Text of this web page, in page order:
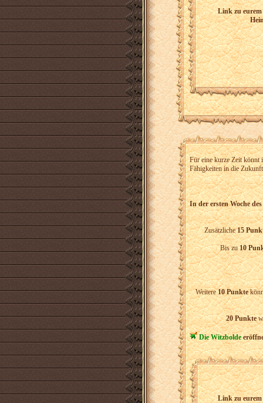
Link zu
Für eine kurze Zeit könnt
Fähigkeiten in die Zukunft
In der ersten Woche
Zusätzliche15
Bis zu10
Weitere10 Punkte
20 Punkte
Die Witzbolde
Link zu